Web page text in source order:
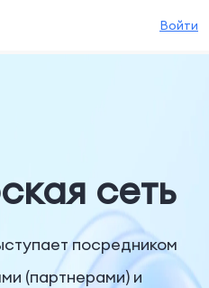
Войти
сеть
посредником
(партнерами) и